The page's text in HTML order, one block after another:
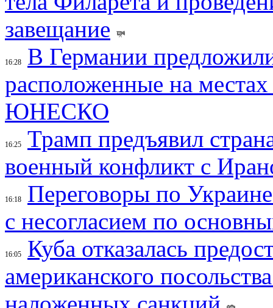
завещание
16:28
В Германии
расположенные на
ЮНЕСКО
16:25
Трамп предъявил
военный конфликт с
16:18
Переговоры по
с несогласием по
16:05
Куба отказалась
американского